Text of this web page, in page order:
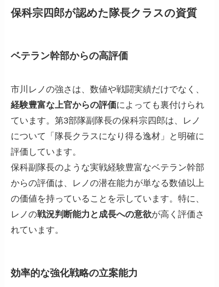
保科宗四郎が認めた隊長クラスの資質
ベテラン幹部からの高評価
市川レノの強さは、数値や戦闘実績だけでなく、
経験豊富な上官からの評価によっても裏付けられ
ています。第3部隊副隊長の保科宗四郎は、レノ
について「隊長クラスになり得る逸材」と明確に
評価しています。
保科副隊長のような実戦経験豊富なベテラン幹部
からの評価は、レノの潜在能力が単なる数値以上
の価値を持っていることを示しています。特に、
レノの戦況判断能力と成長への意欲が高く評価さ
れています。
効率的な強化戦略の立案能力